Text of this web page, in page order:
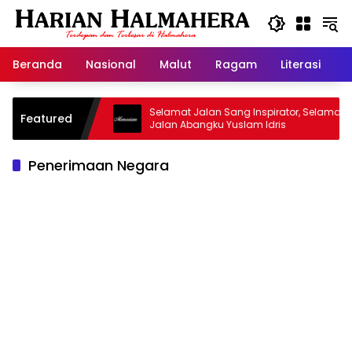
Langsung
Beranda
Nasional Malut Ragam Literasi
Featured
Warisan
Selamat Jalan Sang Inspirator, Selamat
Jalan Abangku Yuslam Idris
Penerimaan Negara